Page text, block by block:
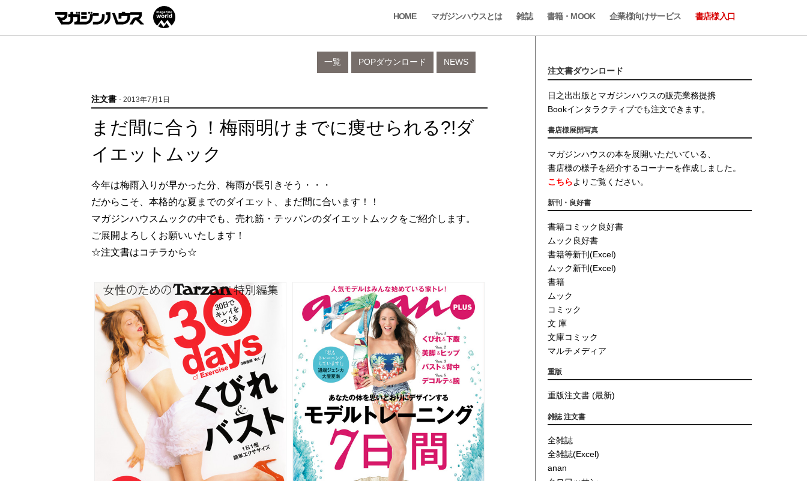
HOME マガジンハウスとは 雑誌 書籍・MOOK 企業様向けサービス 書店様入口
NEWS
POPダウンロード
一覧
注文書 - 2013年7月1日
まだ間に合う！梅雨明けまでに痩せられる?!ダ
イエットムック
今年は梅雨入りが早かった分、梅雨が長引きそう・・・
だからこそ、本格的な夏までのダイエット、まだ間に合います！！
マガジンハウスムックの中でも、売れ筋・テッパンのダイエットムックをご紹介します。
ご展開よろしくお願いいたします！
☆注文書はコチラから☆
注文書ダウンロード
日之出出版とマガジンハウスの販売業務提携
Bookインタラクティブでも注文できます。
書店様展開写真
マガジンハウスの本を展開いただいている、
書店様の様子を紹介するコーナーを作成しました。
こちらよりご覧ください。
新刊・良好書
書籍コミック良好書
ムック良好書
書籍等新刊(Excel)
ムック新刊(Excel)
書籍
ムック
コミック
文 庫
文庫コミック
マルチメディア
重版
重版注文書 (最新)
雑誌 注文書
全雑誌
全雑誌(Excel)
anan